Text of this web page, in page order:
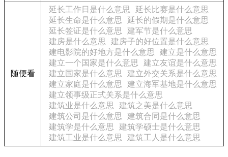
随便看
延长工作日是什么意思
延长比赛是什么意思
延长生命是什么意思
延长的假期是什么意思
延长签证是什么意思
建军节是什么意思
建房是什么意思
建房子的好位置是什么意思
建电影院的好地方是什么意思
建立是什么意思
建立一个国家是什么意思
建立友谊是什么意思
建立国家是什么意思
建立外交关系是什么意思
建立家庭是什么意思
建立海军基地是什么意思
建立领事级正式关系是什么意思
建筑业是什么意思
建筑之美是什么意思
建筑公司是什么意思
建筑合同是什么意思
建筑学是什么意思
建筑学硕士是什么意思
建筑工业是什么意思
建筑工人是什么意思